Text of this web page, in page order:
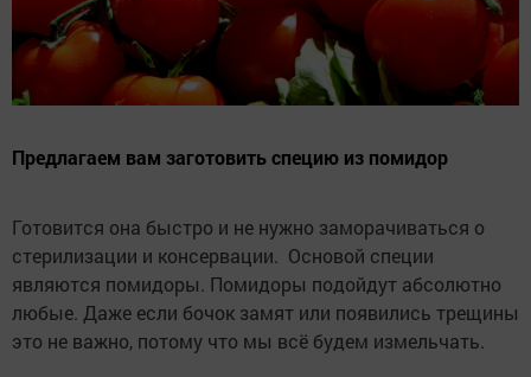
Предлагаем вам заготовить специю из помидор
Готовится она быстро и не нужно заморачиваться о
стерилизации и консервации. Основой специи
являются помидоры. Помидоры подойдут абсолютно
любые. Даже если бочок замят или появились трещины
это не важно, потому что мы всё будем измельчать.